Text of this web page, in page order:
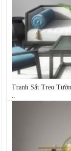
Tranh Sắt Treo
Sang...